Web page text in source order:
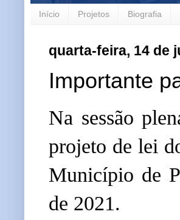
Início Projetos Biografia
quarta-feira, 14 de
Importante
Na sessão
projeto de lei
Município de
de 2021.